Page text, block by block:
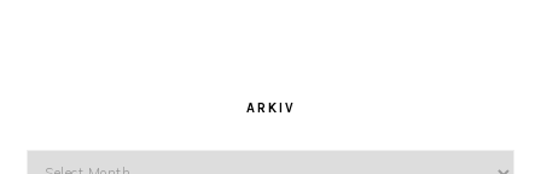
ARKIV
Arkiv